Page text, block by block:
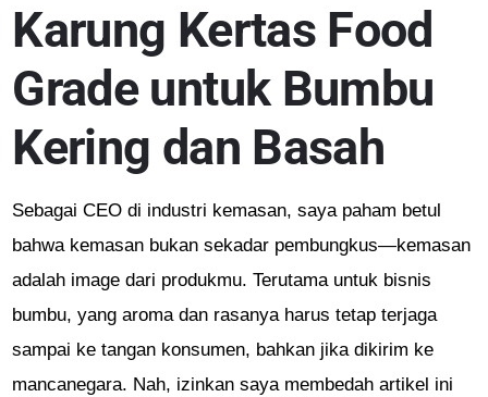
Karung Kertas Food
Grade untuk Bumbu
Kering dan Basah
Sebagai CEO di industri kemasan, saya paham betul
bahwa kemasan bukan sekadar pembungkus—kemasan
adalah image dari produkmu. Terutama untuk bisnis
bumbu, yang aroma dan rasanya harus tetap terjaga
sampai ke tangan konsumen, bahkan jika dikirim ke
mancanegara. Nah, izinkan saya membedah artikel ini